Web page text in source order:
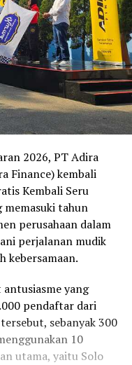
2026, PT Adira
Finance) kembali
Kembali Seru
memasuki tahun
perusahaan dalam
perjalanan mudik
kebersamaan.
yang
pendaftar dari
sebanyak 300
10
utama, yaitu Solo